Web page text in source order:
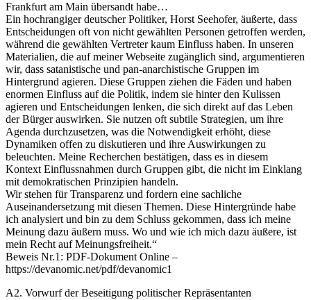
Frankfurt am Main übersandt habe…
Ein hochrangiger deutscher Politiker, Horst Seehofer, äußerte, dass
Entscheidungen oft von nicht gewählten Personen getroffen werden,
während die gewählten Vertreter kaum Einfluss haben. In unseren
Materialien, die auf meiner Webseite zugänglich sind, argumentieren
wir, dass satanistische und pan-anarchistische Gruppen im
Hintergrund agieren. Diese Gruppen ziehen die Fäden und haben
enormen Einfluss auf die Politik, indem sie hinter den Kulissen
agieren und Entscheidungen lenken, die sich direkt auf das Leben
der Bürger auswirken. Sie nutzen oft subtile Strategien, um ihre
Agenda durchzusetzen, was die Notwendigkeit erhöht, diese
Dynamiken offen zu diskutieren und ihre Auswirkungen zu
beleuchten. Meine Recherchen bestätigen, dass es in diesem
Kontext Einflussnahmen durch Gruppen gibt, die nicht im Einklang
mit demokratischen Prinzipien handeln.
Wir stehen für Transparenz und fordern eine sachliche
Auseinandersetzung mit diesen Themen. Diese Hintergründe habe
ich analysiert und bin zu dem Schluss gekommen, dass ich meine
Meinung dazu äußern muss. Wo und wie ich mich dazu äußere, ist
mein Recht auf Meinungsfreiheit.“
Beweis Nr.1: PDF-Dokument Online –
https://devanomic.net/pdf/devanomic1
A2. Vorwurf der Beseitigung politischer Repräsentanten